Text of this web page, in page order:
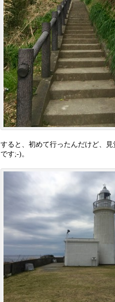
すると、初めて行ったんだけど、
です;-)。